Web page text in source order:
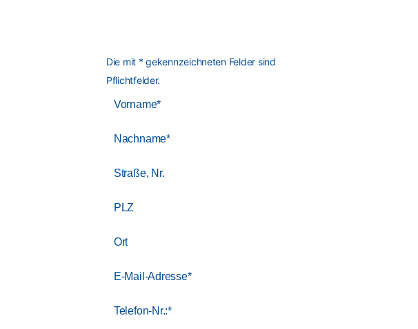
Die mit * gekennzeichneten Felder sind
Pflichtfelder.